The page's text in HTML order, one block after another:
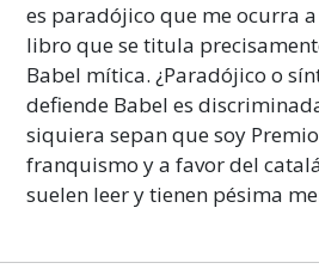
es paradójico que me ocurra
libro que se titula
Babel mítica. ¿Paradójico o
defiende Babel es
siquiera sepan que soy
franquismo y a favor del
suelen leer y tienen pésima